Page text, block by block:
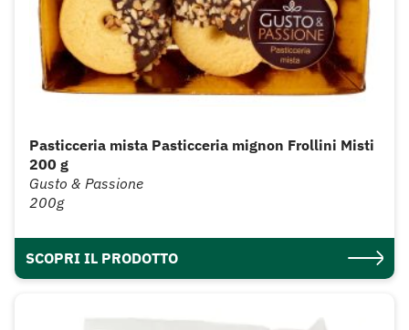
Pasticceria mista Pasticceria mignon Frollini Misti
200 g
Gusto & Passione
200g
SCOPRI IL PRODOTTO